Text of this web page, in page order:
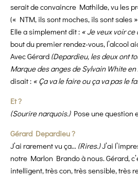
serait de convaincre Mathilde, vu les
(« NTM, ils sont moches, ils sont sales
Elle a simplement dit : « Je veux voir ce
bout du premier rendez-vous, l’alcool
Avec Gérard (Depardieu, les deux ont
Marque des anges deSylvain White en
disait : « Ça va le faire ou ça va pas le
Et ?
(Sourire narquois.)Pose une question
Gérard Depardieu ?
J’ai rarement vu ça… (Rires.)J’ai
notre Marlon Brando à nous. Gérard,
intelligent, très con, très sensible, très